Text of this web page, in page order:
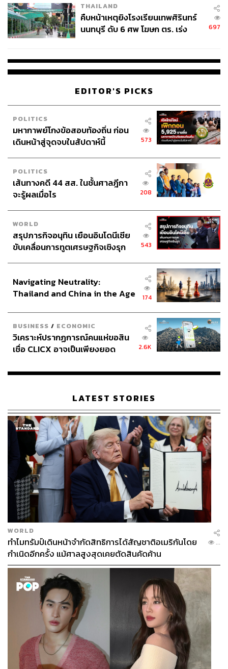
THAILAND
คืบหน้าเหตุยิงโรงเรียนเทพศิรินทร์
นนทบุรี ดับ 6 ศพ โฆษก ตร. เร่ง
697
EDITOR'S PICKS
POLITICS
มหากาพย์โกงข้อสอบท้องถิ่น ก่อน
เดินหน้าสู่จุดจบในสัปดาห์นี้
573
POLITICS
เส้นทางคดี 44 สส. ในชั้นศาลฎีกา
จะรู้ผลเมื่อไร
208
WORLD
สรุปภารกิจอนุทิน เยือนอินโดนีเซีย
ขับเคลื่อนการทูตเศรษฐกิจเชิงรุก
543
Navigating Neutrality:
Thailand and China in the Age
174
BUSINESS / ECONOMIC
วิเคราะห์ปรากฏการณ์คนแห่ขอสิน
เชื่อ CLICX อาจเป็นเพียงยอด
เรือนไทยที่ถูกซุกไว้
2.6K
LATEST STORIES
WORLD
ทำไมทรัมป์เดินหน้าจำกัดสิทธิการได้สัญชาติอเมริกันโดย
กำเนิดอีกครั้ง แม้ศาลสูงสุดเคยตัดสินคัดค้าน
...